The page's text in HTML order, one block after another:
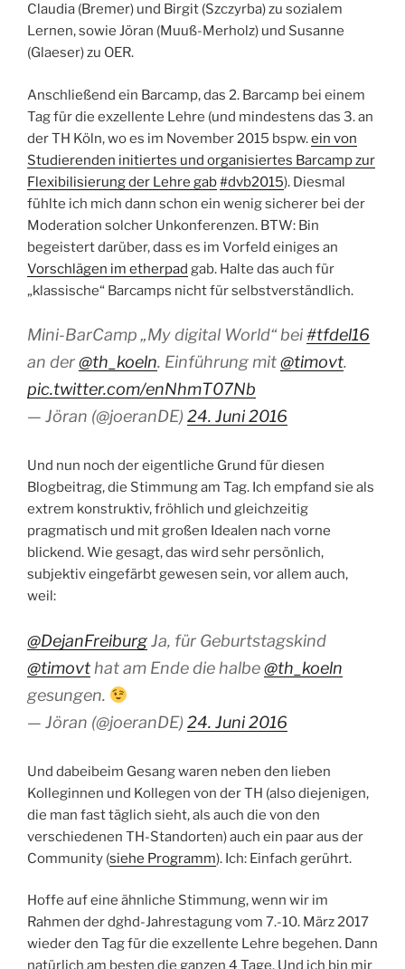
Claudia (Bremer) und Birgit (Szczyrba) zu sozialem
Lernen, sowie Jöran (Muuß-Merholz) und Susanne
(Glaeser) zu OER.
Anschließend ein Barcamp, das 2. Barcamp bei einem
Tag für die exzellente Lehre (und mindestens das 3. an
der TH Köln, wo es im November 2015 bspw.ein von
Studierenden initiertes und organisiertes Barcamp zur
Flexibilisierung der Lehre gab#dvb2015). Diesmal
fühlte ich mich dann schon ein wenig sicherer bei der
Moderation solcher Unkonferenzen. BTW: Bin
begeistert darüber, dass es im Vorfeld einiges an
Vorschlägen im etherpad gab. Halte das auch für
„klassische“ Barcamps nicht für selbstverständlich.
Mini-BarCamp „My digital World“ bei#tfdel16
an der@th_koeln. Einführung mit@timovt.
pic.twitter.com/enNhmT07Nb
— Jöran (@joeranDE) 24. Juni 2016
Und nun noch der eigentliche Grund für diesen
Blogbeitrag, die Stimmung am Tag. Ich empfand sie als
extrem konstruktiv, fröhlich und gleichzeitig
pragmatisch und mit großen Idealen nach vorne
blickend. Wie gesagt, das wird sehr persönlich,
subjektiv eingefärbt gewesen sein, vor allem auch,
weil:
@DejanFreiburgJa, für Geburtstagskind
@timovt hat am Ende die halbe@th_koeln
gesungen.
— Jöran (@joeranDE) 24. Juni 2016
Und dabeibeim Gesang waren neben den lieben
Kolleginnen und Kollegen von der TH (also diejenigen,
die man fast täglich sieht, als auch die von den
verschiedenen TH-Standorten) auch ein paar aus der
Community (siehe Programm). Ich: Einfach gerührt.
Hoffe auf eine ähnliche Stimmung, wenn wir im
Rahmen der dghd-Jahrestagung vom 7.-10. März 2017
wieder den Tag für die exzellente Lehre begehen. Dann
natürlich am besten die ganzen 4 Tage. Und ich bin mir